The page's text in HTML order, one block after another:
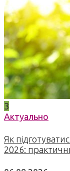
3
Актуально
Як
2026: